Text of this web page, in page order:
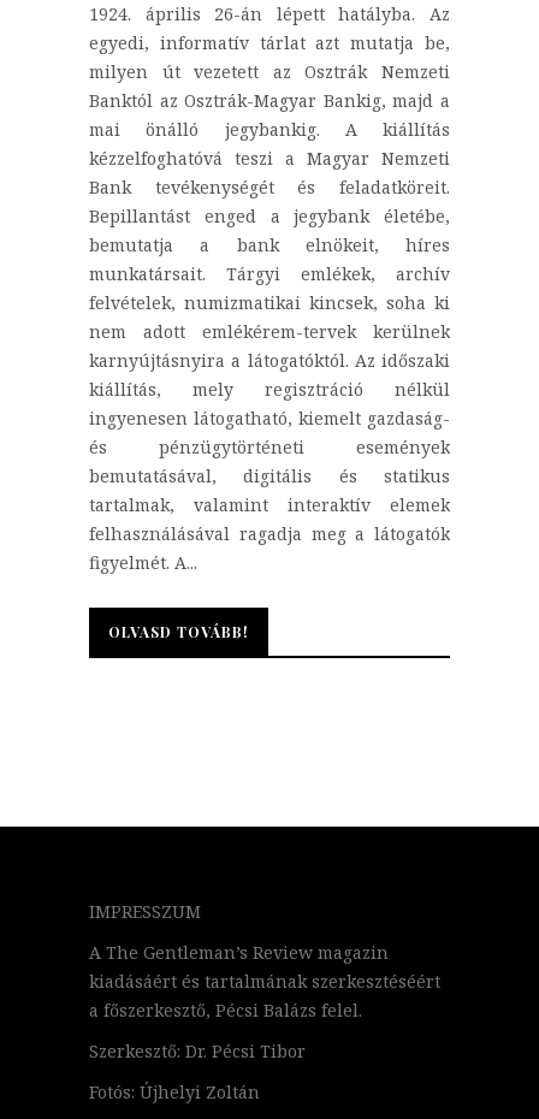
1924. április 26-án lépett hatályba. Az
egyedi, informatív tárlat azt mutatja be,
milyen út vezetett az Osztrák Nemzeti
Banktól az Osztrák-Magyar Bankig, majd a
mai önálló jegybankig. A kiállítás
kézzelfoghatóvá teszi a Magyar Nemzeti
Bank tevékenységét és feladatköreit.
Bepillantást enged a jegybank életébe,
bemutatja a bank elnökeit, híres
munkatársait. Tárgyi emlékek, archív
felvételek, numizmatikai kincsek, soha ki
nem adott emlékérem-tervek kerülnek
karnyújtásnyira a látogatóktól. Az időszaki
kiállítás, mely regisztráció nélkül
ingyenesen látogatható, kiemelt gazdaság-
és pénzügytörténeti események
bemutatásával, digitális és statikus
tartalmak, valamint interaktív elemek
felhasználásával ragadja meg a látogatók
figyelmét. A...
OLVASD TOVÁBB!
OLVASD TOVÁBB!
IMPRESSZUM
A The Gentleman’s Review magazin
kiadásáért és tartalmának szerkesztéséért
a főszerkesztő, Pécsi Balázs felel.
Szerkesztő: Dr. Pécsi Tibor
Fotós: Újhelyi Zoltán